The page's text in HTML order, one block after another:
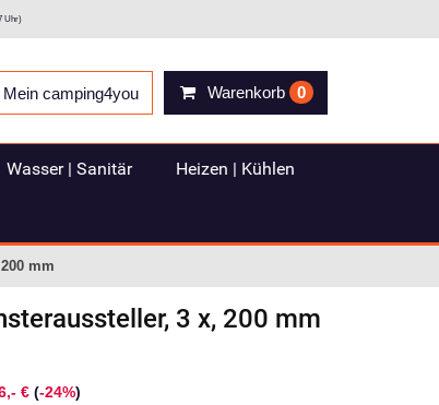
Uhr)
Warenkorb 0
Mein camping4you
Wasser | Sanitär Heizen | Kühlen
mm
3 x, 200 mm
€(-24%)